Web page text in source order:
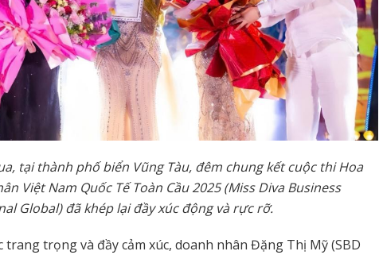
tại thành phố biển Vũng Tàu, đêm chung kết cuộc thi Hoa
Việt Nam Quốc Tế Toàn Cầu 2025 (Miss Diva Business
Global) đã khép lại đầy xúc động và rực rỡ.
trọng và đầy cảm xúc, doanh nhân Đặng Thị Mỹ (SBD